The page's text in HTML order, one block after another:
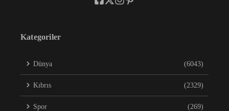
Kategoriler
Dünya (6043)
Kıbrıs (2329)
Spor (269)